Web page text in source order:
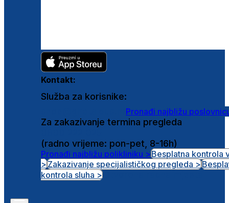
Kontakt:
Služba za korisnike:
Pronađi najbližu
Za zakazivanje termina pregleda
(radno vrijeme: pon-pet, 8-16h)
Pronađi najbližu polikliniku >Besplatna kontrola
>Zakazivanje specijalističkog pregleda >
kontrola sluha >